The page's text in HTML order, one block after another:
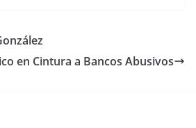
en Cintura a Bancos Abusivos